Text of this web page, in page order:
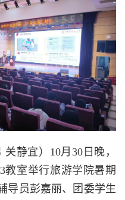
静宜）10月30日晚，
教室举行旅游学院暑期
导员彭嘉丽、团委学生